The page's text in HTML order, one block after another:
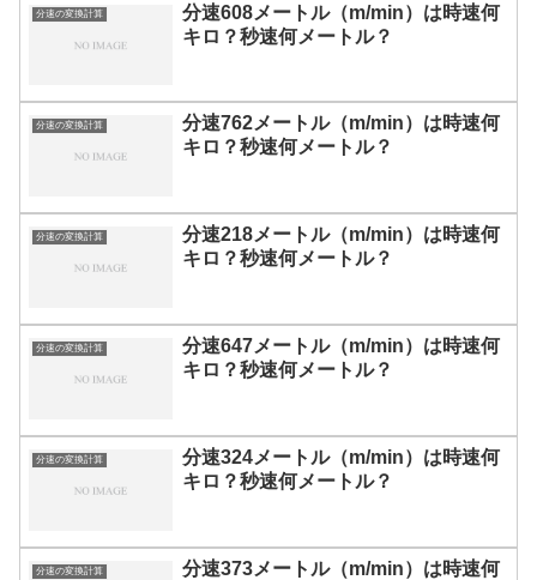
分速の変換計算
分速608メートル（m/min）は時速何
キロ？秒速何メートル？
分速の変換計算
分速762メートル（m/min）は時速何
キロ？秒速何メートル？
分速の変換計算
分速218メートル（m/min）は時速何
キロ？秒速何メートル？
分速の変換計算
分速647メートル（m/min）は時速何
キロ？秒速何メートル？
分速の変換計算
分速324メートル（m/min）は時速何
キロ？秒速何メートル？
分速の変換計算
分速373メートル（m/min）は時速何